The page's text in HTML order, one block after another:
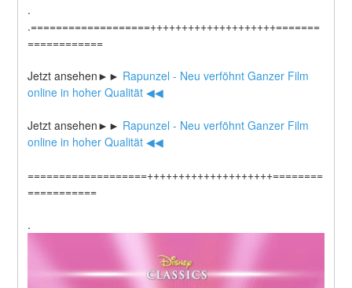
.
.===================++++++++++++++++++++=======
============
Jetzt ansehen►► Rapunzel - Neu verföhnt Ganzer Film
online in hoher Qualität ◀◀
Jetzt ansehen►► Rapunzel - Neu verföhnt Ganzer Film
online in hoher Qualität ◀◀
===================++++++++++++++++++++========
===========
.